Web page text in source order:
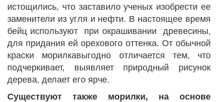
истощились, что заставило ученых изобрести ее
заменители из угля и нефти. В настоящее время
бейц используют при окрашивании древесины,
для придания ей орехового оттенка. От обычной
краски морилкавыгодно отличается тем, что
подчеркивает, выявляет природный рисунок
дерева, делает его ярче.
Существуют также морилки, на основе